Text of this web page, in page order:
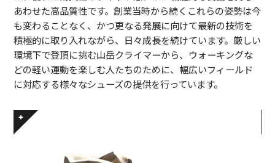
あわせた高品質性です。創業当時から続くこれらの姿勢は今
も変わることなく、かつ更なる発展に向けて最新の技術を
積極的に取り入れながら、日々成長を続けています。厳しい
環境下で登頂に挑む山岳クライマーから、ウォーキングな
どの軽い運動を楽しむ人たちのために、幅広いフィールド
に対応する様々なシューズの提供を行っています。